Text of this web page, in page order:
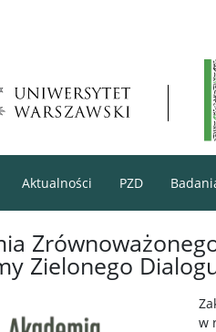
Aktualności PZD
Zielonego
w